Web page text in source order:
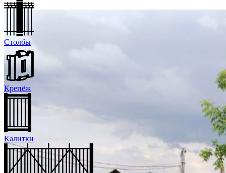
Столбы
Крепёж
Калитки